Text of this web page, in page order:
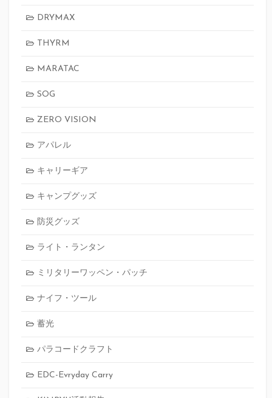
DRYMAX
THYRM
MARATAC
SOG
ZERO VISION
アパレル
キャリーギア
キャンプグッズ
防災グッズ
ライト・ランタン
ミリタリーワッペン・パッチ
ナイフ・ツール
蓄光
パラコードクラフト
EDC-Evryday Carry